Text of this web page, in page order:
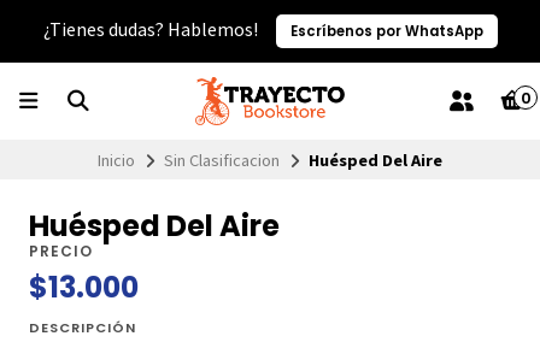
¿Tienes dudas? Hablemos! Escríbenos por WhatsApp
0
Inicio Sin Clasificacion Huésped Del Aire
Huésped Del Aire
PRECIO
$13.000
DESCRIPCIÓN